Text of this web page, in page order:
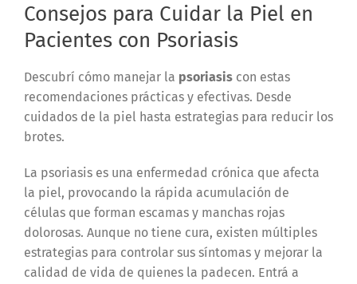
Consejos para Cuidar la Piel en
Pacientes con Psoriasis
Descubrí cómo manejar la psoriasiscon estas
recomendaciones prácticas y efectivas. Desde
cuidados de la piel hasta estrategias para reducir los
brotes.
La psoriasis es una enfermedad crónica que afecta
la piel, provocando la rápida acumulación de
células que forman escamas y manchas rojas
dolorosas. Aunque no tiene cura, existen múltiples
estrategias para controlar sus síntomas y mejorar la
calidad de vida de quienes la padecen. Entrá a